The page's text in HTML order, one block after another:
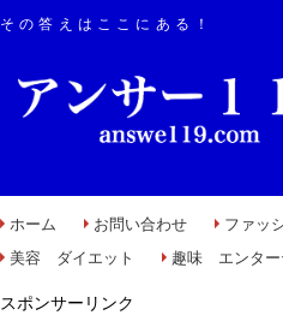
その答えはここにある！
ホーム お問い合わせ ファッ
美容 ダイエット
趣味 エンター
スポンサーリンク